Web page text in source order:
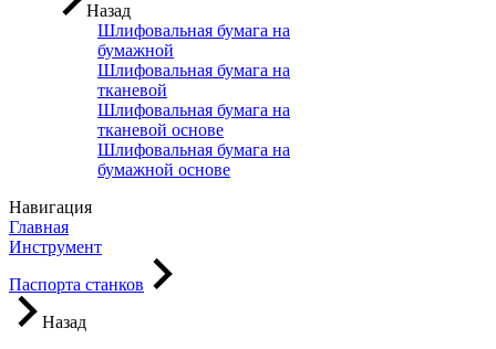
Назад
Шлифовальная бумага на
бумажной
Шлифовальная бумага на
тканевой
Шлифовальная бумага на
тканевой основе
Шлифовальная бумага на
бумажной основе
Навигация
Главная
Инструмент
Паспорта станков
Назад